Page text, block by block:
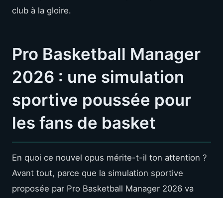
club à la gloire.
Pro Basketball Manager
2026 : une simulation
sportive poussée pour
les fans de basket
En quoi ce nouvel opus mérite-t-il ton attention ?
Avant tout, parce que la simulation sportive
proposée par Pro Basketball Manager 2026 va